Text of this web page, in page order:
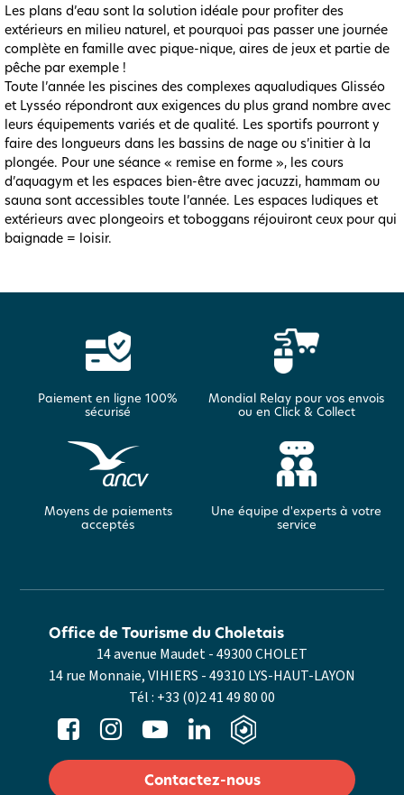
Les plans d’eau sont la solution idéale pour profiter des
extérieurs en milieu naturel, et pourquoi pas passer une journée
complète en famille avec pique-nique, aires de jeux et partie de
pêche par exemple !
Toute l’année les piscines des complexes aqualudiques Glisséo
et Lysséo répondront aux exigences du plus grand nombre avec
leurs équipements variés et de qualité. Les sportifs pourront y
faire des longueurs dans les bassins de nage ou s’initier à la
plongée. Pour une séance « remise en forme », les cours
d’aquagym et les espaces bien-être avec jacuzzi, hammam ou
sauna sont accessibles toute l’année. Les espaces ludiques et
extérieurs avec plongeoirs et toboggans réjouiront ceux pour qui
baignade = loisir.
Paiement en ligne 100%
sécurisé
Mondial Relay pour vos envois
ou en Click & Collect
Moyens de paiements
acceptés
Une équipe d'experts à votre
service
14 avenue Maudet - 49300 CHOLET
14 rue Monnaie, VIHIERS - 49310 LYS-HAUT-LAYON
Tél : +33 (0)2 41 49 80 00
Office de Tourisme du Choletais
Contactez-nous